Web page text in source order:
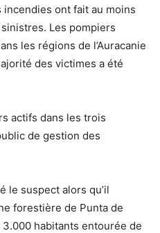
ont fait au moins
Les pompiers
les régions de l’Auracanie
des victimes a été
actifs dans les trois
de gestion des
le suspect alors qu’il
forestière de Punta de
3.000 habitants entourée de